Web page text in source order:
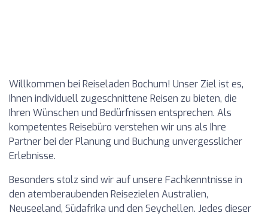
Willkommen bei Reiseladen Bochum! Unser Ziel ist es,
Ihnen individuell zugeschnittene Reisen zu bieten, die
Ihren Wünschen und Bedürfnissen entsprechen. Als
kompetentes Reisebüro verstehen wir uns als Ihre
Partner bei der Planung und Buchung unvergesslicher
Erlebnisse.
Besonders stolz sind wir auf unsere Fachkenntnisse in
den atemberaubenden Reisezielen Australien,
Neuseeland, Südafrika und den Seychellen. Jedes dieser